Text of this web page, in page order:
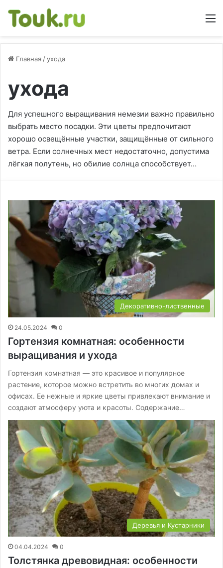
Главная /ухода
ухода
Для успешного выращивания немезии важно правильно
выбрать место посадки. Эти цветы предпочитают
хорошо освещённые участки, защищённые от сильного
ветра. Если солнечных мест недостаточно, допустима
лёгкая полутень, но обилие солнца способствует…
Декоративно-лиственные
24.05.2024 0
Гортензия комнатная: особенности
выращивания и ухода
Гортензия комнатная — это красивое и популярное
растение, которое можно встретить во многих домах и
офисах. Ее нежные и яркие цветы привлекают внимание и
создают атмосферу уюта и красоты. Содержание…
Деревья и Кустарники
04.04.2024 0
Толстянка древовидная: особенности